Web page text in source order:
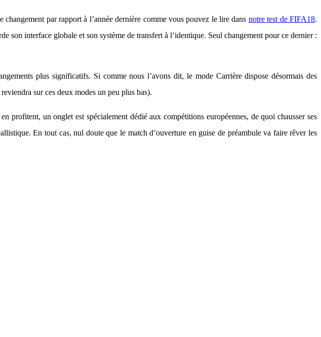
par rapport à l’année dernière comme vous pouvez le lire dans notre test de FIFA18.
son interface globale et son système de transfert à l’identique. Seul changement pour ce dernier :
plus significatifs. Si comme nous l’avons dit, le mode Carrière dispose désormais des
sur ces deux modes un peu plus bas).
profitent, un onglet est spécialement dédié aux compétitions européennes, de quoi chausser ses
En tout cas, nul doute que le match d’ouverture en guise de préambule va faire rêver les